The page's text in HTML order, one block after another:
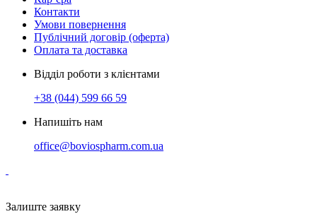
Контакти
Умови повернення
Публічний договір (оферта)
Оплата та доставка
Відділ роботи з клієнтами
+38 (044) 599 66 59
Напишіть нам
office@boviospharm.com.ua
Залиште заявку